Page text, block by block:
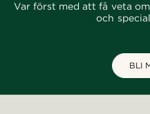
Var först med att få veta
och
BLI